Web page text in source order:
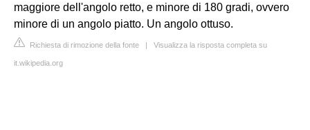
maggiore dell'angolo retto, e minore di 180 gradi, ovvero
minore di un angolo piatto. Un angolo ottuso.
Richiesta di rimozione della fonte | Visualizza la risposta completa su
it.wikipedia.org